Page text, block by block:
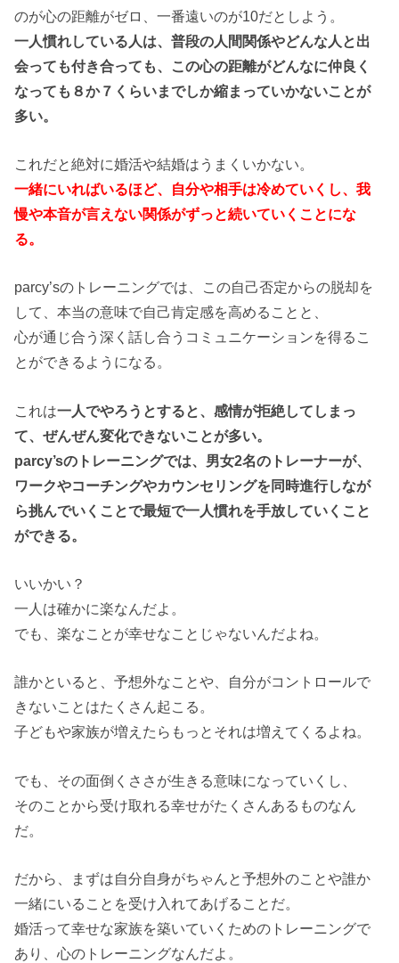
のが心の距離がゼロ、一番遠いのが10だとしよう。
一人慣れしている人は、普段の人間関係やどんな人と出
会っても付き合っても、この心の距離がどんなに仲良く
なっても８か７くらいまでしか縮まっていかないことが
多い。
これだと絶対に婚活や結婚はうまくいかない。
一緒にいればいるほど、自分や相手は冷めていくし、我
慢や本音が言えない関係がずっと続いていくことにな
る。
parcy’sのトレーニングでは、この自己否定からの脱却を
して、本当の意味で自己肯定感を高めることと、
心が通じ合う深く話し合うコミュニケーションを得るこ
とができるようになる。
これは一人でやろうとすると、感情が拒絶してしまっ
て、ぜんぜん変化できないことが多い。
parcy’sのトレーニングでは、男女2名のトレーナーが、
ワークやコーチングやカウンセリングを同時進行しなが
ら挑んでいくことで最短で一人慣れを手放していくこと
ができる。
いいかい？
一人は確かに楽なんだよ。
でも、楽なことが幸せなことじゃないんだよね。
誰かといると、予想外なことや、自分がコントロールで
きないことはたくさん起こる。
子どもや家族が増えたらもっとそれは増えてくるよね。
でも、その面倒くささが生きる意味になっていくし、
そのことから受け取れる幸せがたくさんあるものなん
だ。
だから、まずは自分自身がちゃんと予想外のことや誰か
一緒にいることを受け入れてあげることだ。
婚活って幸せな家族を築いていくためのトレーニングで
あり、心のトレーニングなんだよ。